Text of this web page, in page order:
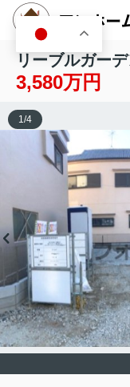
リーブルガー
3,580万円
1/4